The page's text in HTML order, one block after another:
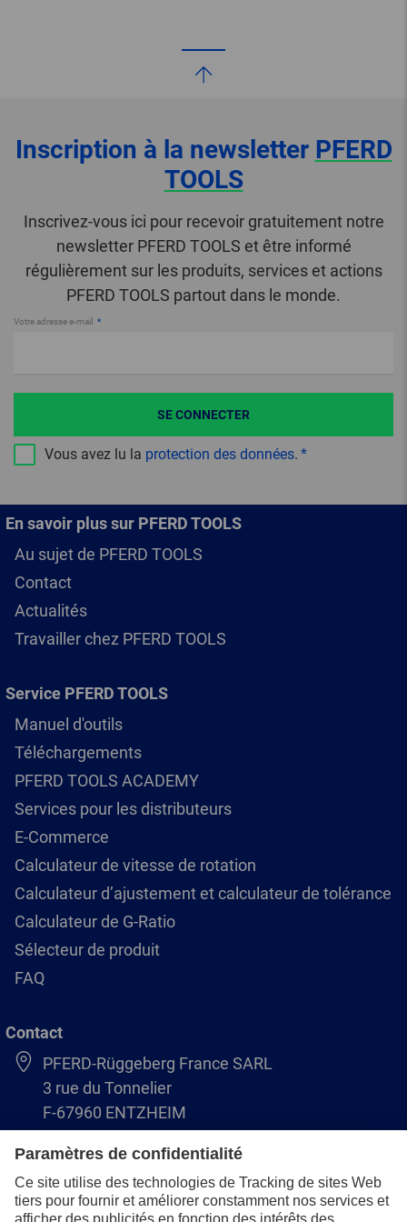
Inscription à la newsletter PFERD
TOOLS
Inscrivez-vous ici pour recevoir gratuitement notre
newsletter PFERD TOOLS et être informé
régulièrement sur les produits, services et actions
PFERD TOOLS partout dans le monde.
Votre adresse e-mail
Vous avez lu la protection des données.
SE CONNECTER
En savoir plus sur PFERD TOOLS
Au sujet de PFERD TOOLS
Contact
Actualités
Travailler chez PFERD TOOLS
Service PFERD TOOLS
Manuel d'outils
Téléchargements
PFERD TOOLS ACADEMY
Services pour les distributeurs
E-Commerce
Calculateur de vitesse de rotation
Calculateur d’ajustement et calculateur de tolérance
Calculateur de G-Ratio
Sélecteur de produit
FAQ
Contact
PFERD-Rüggeberg France SARL
3 rue du Tonnelier
F-67960 ENTZHEIM
+33 3 88 49 72 50
info@pferd.fr